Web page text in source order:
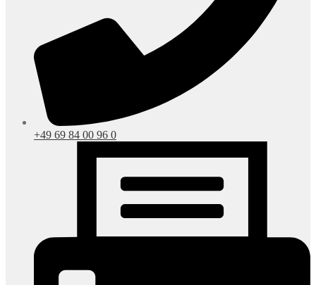
+49 69 84 00 96 0